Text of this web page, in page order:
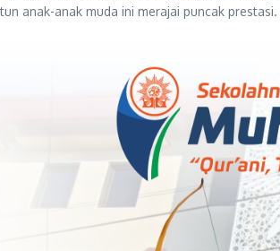
anak-anak muda ini merajai puncak